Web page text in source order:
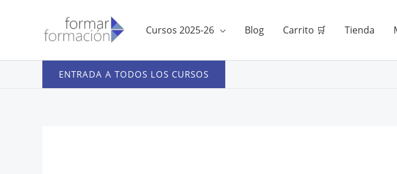
Cursos 2025-26 Blog Carrito 🛒 Tienda
ENTRADA A TODOS LOS CURSOS